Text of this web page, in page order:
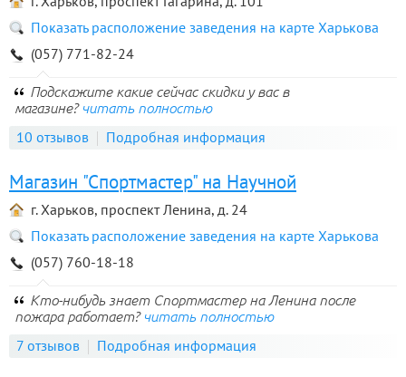
Показать расположение заведения на карте Харькова
(057) 771-82-24
Подскажите какие сейчас скидки у вас в
магазине? читать полностью
10 отзывов Подробная информация
Магазин "Спортмастер" на Научной
г. Харьков, проспект Ленина, д. 24
Показать расположение заведения на карте Харькова
(057) 760-18-18
Кто-нибудь знает Спортмастер на Ленина после
пожара работает? читать полностью
7 отзывов Подробная информация